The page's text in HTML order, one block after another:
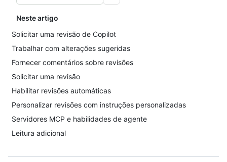
Neste artigo
Solicitar uma revisão de Copilot
Trabalhar com alterações sugeridas
Fornecer comentários sobre revisões
Solicitar uma revisão
Habilitar revisões automáticas
Personalizar revisões com instruções personalizadas
Servidores MCP e habilidades de agente
Leitura adicional